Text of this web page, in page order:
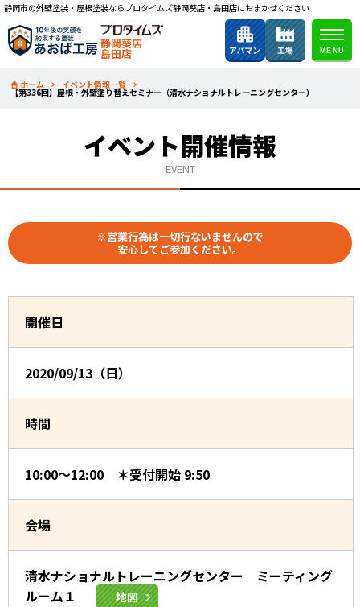
静岡市の外壁塗装・屋根塗装ならプロタイムズ静岡葵店・島田店におまかせください
静岡葵店
島田店
ホーム イベント情報一覧
【第336回】屋根・外壁塗り替えセミナー（清水ナショナルトレーニングセンター）
イベント開催情報
EVENT
※営業行為は一切行ないませんので
安心してご参加ください。
開催日
2020/09/13（日）
時間
10:00～12:00 ＊受付開始 9:50
会場
清水ナショナルトレーニングセンター ミーティング
ルーム１
地図